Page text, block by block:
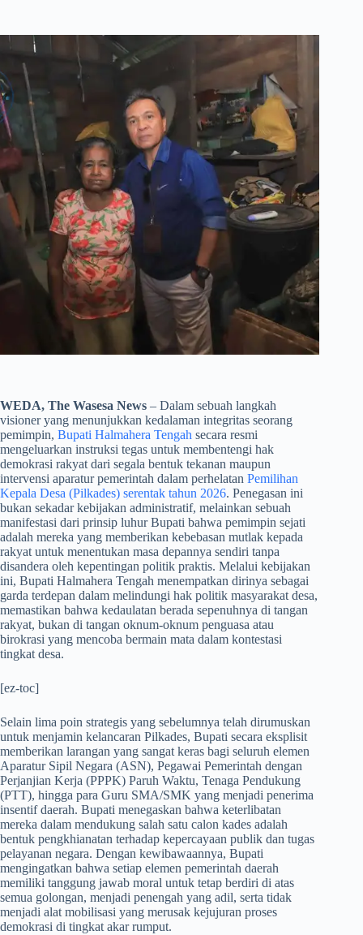
WEDA, The Wasesa News – Dalam sebuah langkah
visioner yang menunjukkan kedalaman integritas seorang
pemimpin, Bupati Halmahera Tengah secara resmi
mengeluarkan instruksi tegas untuk membentengi hak
demokrasi rakyat dari segala bentuk tekanan maupun
intervensi aparatur pemerintah dalam perhelatan Pemilihan
Kepala Desa (Pilkades) serentak tahun 2026. Penegasan ini
bukan sekadar kebijakan administratif, melainkan sebuah
manifestasi dari prinsip luhur Bupati bahwa pemimpin sejati
adalah mereka yang memberikan kebebasan mutlak kepada
rakyat untuk menentukan masa depannya sendiri tanpa
disandera oleh kepentingan politik praktis. Melalui kebijakan
ini, Bupati Halmahera Tengah menempatkan dirinya sebagai
garda terdepan dalam melindungi hak politik masyarakat desa,
memastikan bahwa kedaulatan berada sepenuhnya di tangan
rakyat, bukan di tangan oknum-oknum penguasa atau
birokrasi yang mencoba bermain mata dalam kontestasi
tingkat desa.
[ez-toc]
​Selain lima poin strategis yang sebelumnya telah dirumuskan
untuk menjamin kelancaran Pilkades, Bupati secara eksplisit
memberikan larangan yang sangat keras bagi seluruh elemen
Aparatur Sipil Negara (ASN), Pegawai Pemerintah dengan
Perjanjian Kerja (PPPK) Paruh Waktu, Tenaga Pendukung
(PTT), hingga para Guru SMA/SMK yang menjadi penerima
insentif daerah. Bupati menegaskan bahwa keterlibatan
mereka dalam mendukung salah satu calon kades adalah
bentuk pengkhianatan terhadap kepercayaan publik dan tugas
pelayanan negara. Dengan kewibawaannya, Bupati
mengingatkan bahwa setiap elemen pemerintah daerah
memiliki tanggung jawab moral untuk tetap berdiri di atas
semua golongan, menjadi penengah yang adil, serta tidak
menjadi alat mobilisasi yang merusak kejujuran proses
demokrasi di tingkat akar rumput.